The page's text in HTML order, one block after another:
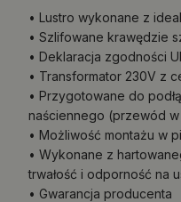
• Lustro wykonane z
• Szlifowane krawędzie
• Deklaracja zgodności
• Transformator 230V z
• Przygotowane do
naściennego (przewód w
• Możliwość montażu w
• Wykonane z
trwałość i odporność na
• Gwarancja producenta